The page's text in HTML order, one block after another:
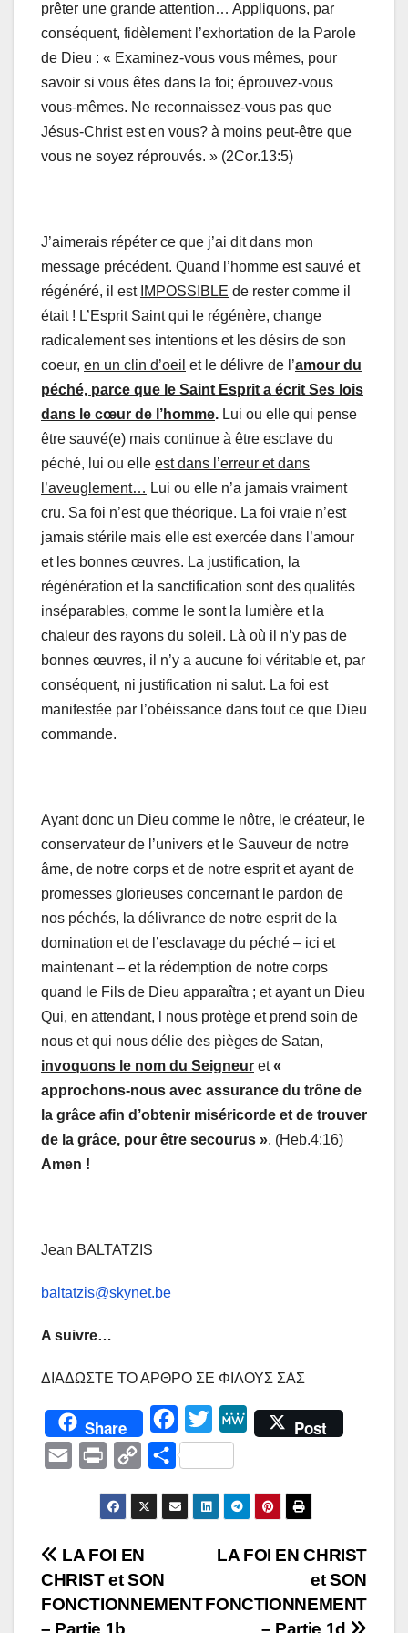
prêter une grande attention… Appliquons, par
conséquent, fidèlement l’exhortation de la Parole
de Dieu : « Examinez-vous vous mêmes, pour
savoir si vous êtes dans la foi; éprouvez-vous
vous-mêmes. Ne reconnaissez-vous pas que
Jésus-Christ est en vous? à moins peut-être que
vous ne soyez réprouvés. » (2Cor.13:5)
J’aimerais répéter ce que j’ai dit dans mon
message précédent. Quand l’homme est sauvé et
régénéré, il est IMPOSSIBLE de rester comme il
était ! L’Esprit Saint qui le régénère, change
radicalement ses intentions et les désirs de son
coeur, en un clin d’oeil et le délivre de l’amour du
péché, parce que le Saint Esprit a écrit Ses lois
dans le cœur de l’homme. Lui ou elle qui pense
être sauvé(e) mais continue à être esclave du
péché, lui ou elle est dans l’erreur et dans
l’aveuglement… Lui ou elle n’a jamais vraiment
cru. Sa foi n’est que théorique. La foi vraie n’est
jamais stérile mais elle est exercée dans l’amour
et les bonnes œuvres. La justification, la
régénération et la sanctification sont des qualités
inséparables, comme le sont la lumière et la
chaleur des rayons du soleil. Là où il n’y pas de
bonnes œuvres, il n’y a aucune foi véritable et, par
conséquent, ni justification ni salut. La foi est
manifestée par l’obéissance dans tout ce que Dieu
commande.
Ayant donc un Dieu comme le nôtre, le créateur, le
conservateur de l’univers et le Sauveur de notre
âme, de notre corps et de notre esprit et ayant de
promesses glorieuses concernant le pardon de
nos péchés, la délivrance de notre esprit de la
domination et de l’esclavage du péché – ici et
maintenant – et la rédemption de notre corps
quand le Fils de Dieu apparaîtra ; et ayant un Dieu
Qui, en attendant, l nous protège et prend soin de
nous et qui nous délie des pièges de Satan,
invoquons le nom du Seigneur et«
approchons-nous avec assurance du trône de
la grâce afin d’obtenir miséricorde et de trouver
de la grâce, pour être secourus ». (Heb.4:16)
Amen !
Jean BALTATZIS
baltatzis@skynet.be
A suivre…
ΔΙΑΔΩΣΤΕ ΤΟ ΑΡΘΡΟ ΣΕ ΦΙΛΟΥΣ ΣΑΣ
Share
a
c
e
k
w
i
M
e
Post
l
i
t
p
L
Μ
ι
Πλοήγηση
άρθρων
LA FOI EN CHRIST
et SON
FONCTIONNEMENT
LA FOI EN
CHRIST et SON
FONCTIONNEMENT